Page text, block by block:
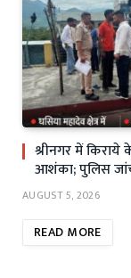
श्रीनगर में
आशंका; पुलिस
AUGUST 5, 2026
READ MORE